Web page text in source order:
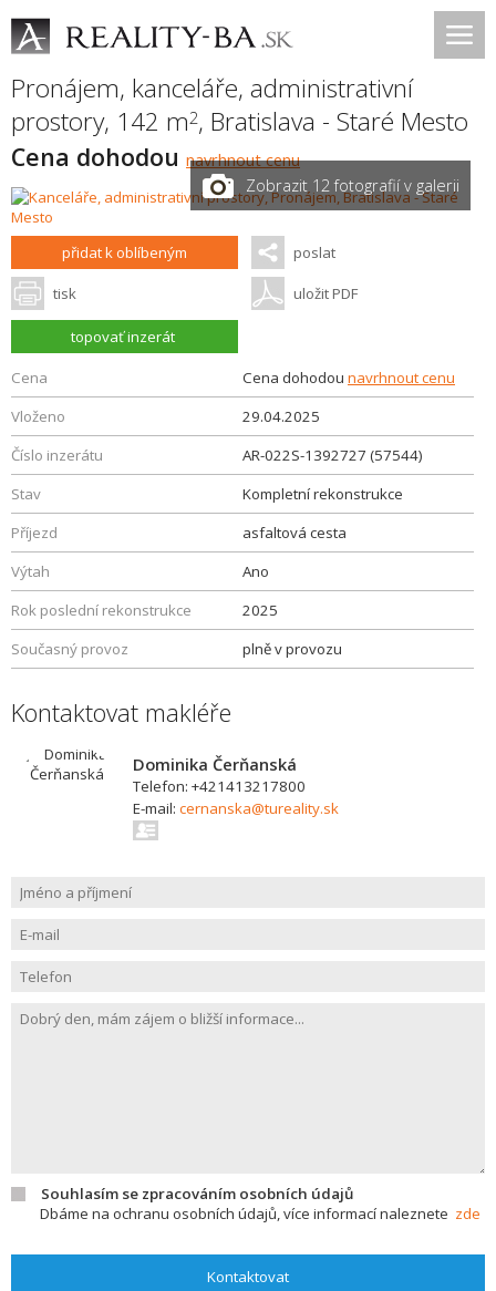
Pronájem, kanceláře, administrativní
prostory, 142 m2, Bratislava - Staré Mesto
Cena dohodou navrhnout cenu
Zobrazit 12 fotografií v galerii
přidat k oblíbeným poslat
tisk uložit PDF
topovať inzerát
Cena Cena dohodou navrhnout cenu
Vloženo
29.04.2025
Číslo inzerátu
AR-022S-1392727 (57544)
Stav
Kompletní rekonstrukce
Příjezd
asfaltová cesta
Výtah
Ano
Rok poslední rekonstrukce
2025
Současný provoz
plně v provozu
Kontaktovat makléře
Dominika Čerňanská
Telefon: +421413217800
E-mail: cernanska@tureality.sk
Souhlasím se zpracováním osobních údajů
Dbáme na ochranu osobních údajů, více informací naleznete zde
Kontaktovat